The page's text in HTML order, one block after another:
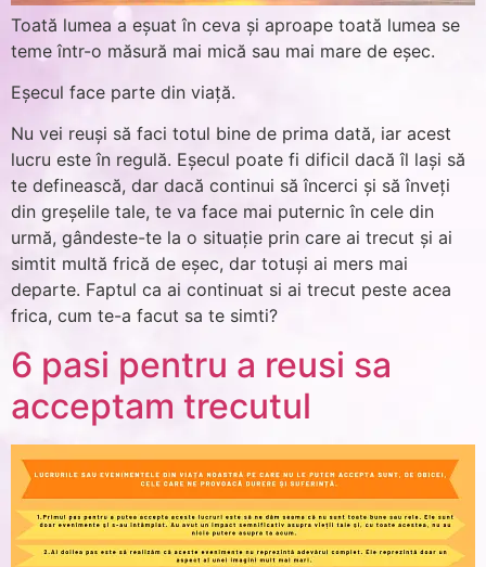
Toată lumea a eșuat în ceva și aproape toată lumea se
teme într-o măsură mai mică sau mai mare de eșec.
Eșecul face parte din viață.
Nu vei reuși să faci totul bine de prima dată, iar acest
lucru este în regulă. Eșecul poate fi dificil dacă îl lași să
te definească, dar dacă continui să încerci și să înveți
din greșelile tale, te va face mai puternic în cele din
urmă, gândeste-te la o situație prin care ai trecut și ai
simtit multă frică de eșec, dar totuși ai mers mai
departe. Faptul ca ai continuat si ai trecut peste acea
frica, cum te-a facut sa te simti?
6 pasi pentru a reusi sa
acceptam trecutul